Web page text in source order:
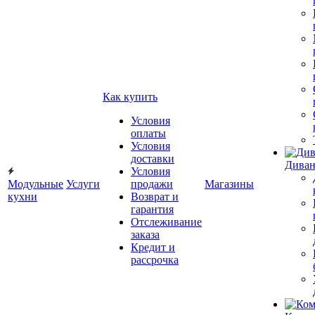
Модульные
кухни
Услуги
Как купить
Условия
оплаты
Условия
доставки
Условия
продажи
Возврат и
гарантия
Отслеживание
заказа
Кредит и
рассрочка
Магазины